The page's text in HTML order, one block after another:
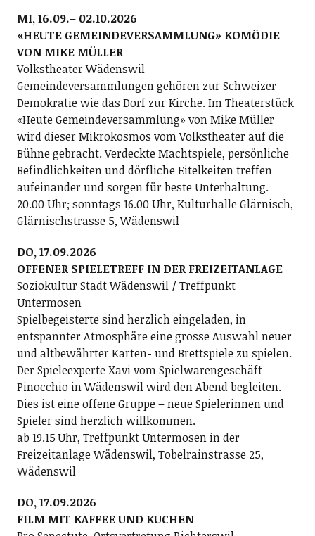
MI, 16.09.– 02.10.2026
«HEUTE GEMEINDEVERSAMMLUNG» KOMÖDIE
VON MIKE MÜLLER
Volkstheater Wädenswil
Gemeindeversammlungen gehören zur Schweizer
Demokratie wie das Dorf zur Kirche. Im Theaterstück
«Heute Gemeindeversammlung» von Mike Müller
wird dieser Mikrokosmos vom Volkstheater auf die
Bühne gebracht. Verdeckte Machtspiele, persönliche
Befindlichkeiten und dörfliche Eitelkeiten treffen
aufeinander und sorgen für beste Unterhaltung.
20.00 Uhr; sonntags 16.00 Uhr, Kulturhalle Glärnisch,
Glärnischstrasse 5, Wädenswil
DO, 17.09.2026
OFFENER SPIELETREFF IN DER FREIZEITANLAGE
Soziokultur Stadt Wädenswil / Treffpunkt
Untermosen
Spielbegeisterte sind herzlich eingeladen, in
entspannter Atmosphäre eine grosse Auswahl neuer
und altbewährter Karten- und Brettspiele zu spielen.
Der Spieleexperte Xavi vom Spielwarengeschäft
Pinocchio in Wädenswil wird den Abend begleiten.
Dies ist eine offene Gruppe – neue Spielerinnen und
Spieler sind herzlich willkommen.
ab 19.15 Uhr, Treffpunkt Untermosen in der
Freizeitanlage Wädenswil, Tobelrainstrasse 25,
Wädenswil
DO, 17.09.2026
FILM MIT KAFFEE UND KUCHEN